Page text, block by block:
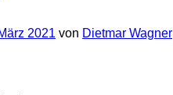
2021 von Dietmar Wagner